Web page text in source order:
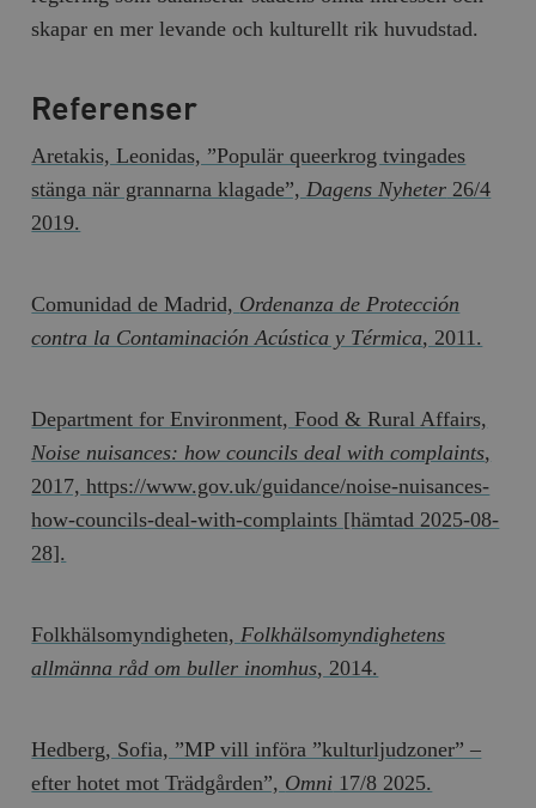
skapar en mer levande och kulturellt rik huvudstad.
Referenser
Aretakis, Leonidas, ”Populär queerkrog tvingades
stänga när grannarna klagade”, Dagens Nyheter 26/4
2019.
Comunidad de Madrid, Ordenanza de Protección
contra la Contaminación Acústica y Térmica, 2011.
Department for Environment, Food & Rural Affairs,
Noise nuisances: how councils deal with complaints,
2017, https://www.gov.uk/guidance/noise-nuisances-
how-councils-deal-with-complaints [hämtad 2025-08-
28].
Folkhälsomyndigheten, Folkhälsomyndighetens
allmänna råd om buller inomhus, 2014.
Hedberg, Sofia, ”MP vill införa ”kulturljudzoner” –
efter hotet mot Trädgården”, Omni 17/8 2025.